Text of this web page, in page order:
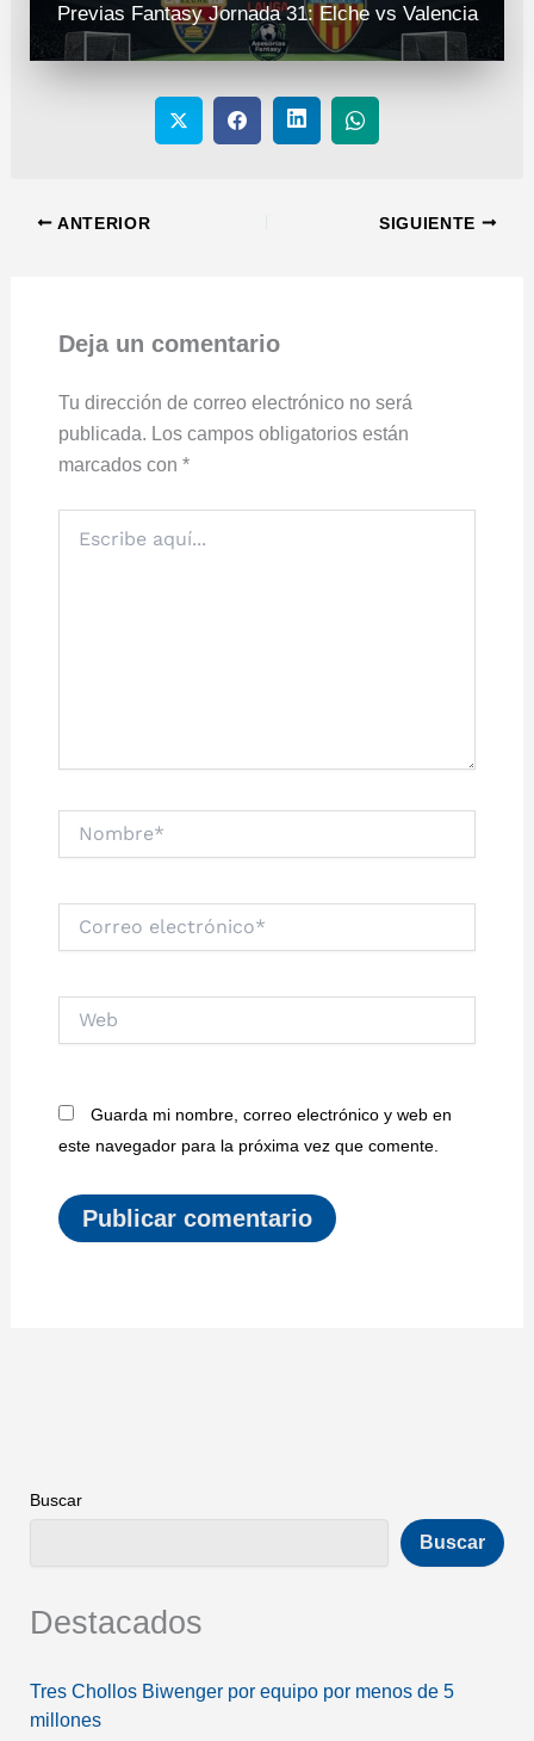
Previas Fantasy Jornada 31: Elche vs Valencia
ANTERIOR SIGUIENTE
Deja un comentario
Tu dirección de correo electrónico no será
publicada. Los campos obligatorios están
marcados con *
aquí...
electrónico*
Guarda mi nombre, correo electrónico y web en
este navegador para la próxima vez que comente.
Buscar
Buscar
Destacados
Tres Chollos Biwenger por equipo por menos de 5
millones